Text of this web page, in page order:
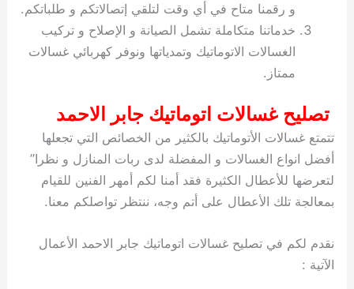
و رقمنا متاح في أي وقت لتلقي إتصالاتكم و طلباتكم.
خدماتنا متكاملة تشمل الصيانة و الإصلاح و تركيب
الغسالات الاتوماتيك وتمدياتها ونوفر كهربائي غسالات
ممتاز.
تصليح غسالات اتوماتيك جابر الاحمد
تتمتع غسالات الأتوماتيك بالكثير من الخصائص التي تجعلها
أفضل انواع الغسالات و المفضلة لدى ربات المنازل و نظرا”
لتعرضها للأعطال الكثيرة فقد أمنا لكم أمهر الفنين للقيام
بمعالجة تلك الأعطال على أتم وجه، ننتظر تواصلكم معنا.
نقدم لكم في تصليح غسالات اتوماتيك جابر الاحمد الأعمال
الآتية :